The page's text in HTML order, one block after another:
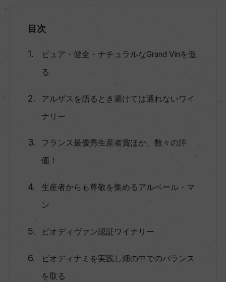
目次
ピュア・健全・ナチュラルなGrand Vinを造
る
アルザスを語るとき避けては通れないワイ
ナリー
フランス最優秀生産者賞ほか、数々の評
価！
生産者からも尊敬を集めるアルベール・マ
ン
ビオディヴァン認証ワイナリー
ビオディナミを実践し畑の中でのバランス
を取る